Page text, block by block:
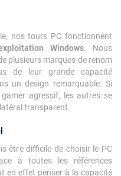
nos tours PC fonctionnent
Windows. Nous
plusieurs marques de renom
de leur grande capacité
un design remarquable. Si
agressif, les autres se
transparent.
être difficile de choisir le PC
à toutes les références
en effet penser à la capacité